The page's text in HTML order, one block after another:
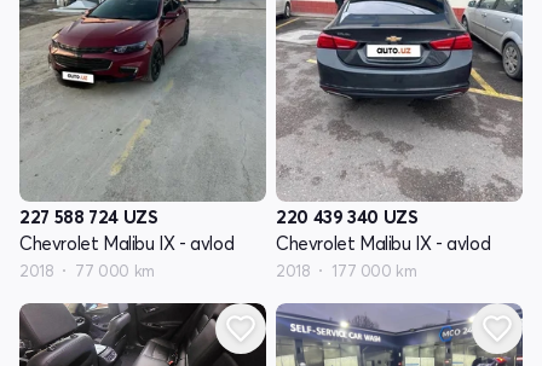
227 588 724 UZS
Chevrolet Malibu IX - avlod
2018 77 000 km
220 439 340 UZS
Chevrolet Malibu IX - avlod
2018 177 000 km